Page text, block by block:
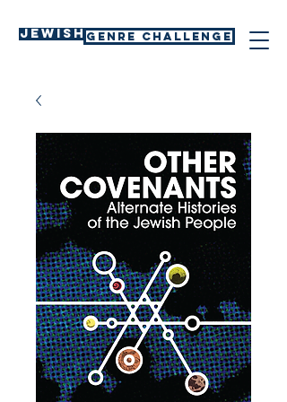
Jewish GENRE CHALLENGE